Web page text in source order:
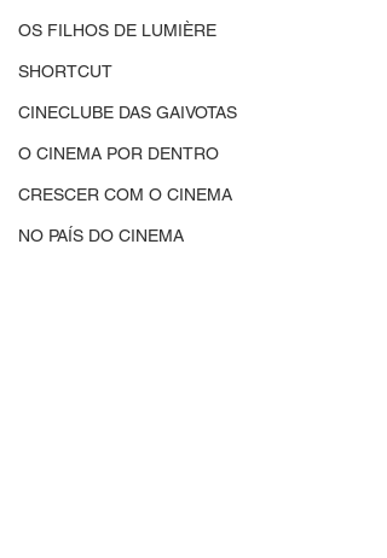
OS FILHOS DE LUMIÈRE
SHORTCUT
CINECLUBE DAS GAIVOTAS
O CINEMA POR DENTRO
CRESCER COM O CINEMA
NO PAÍS DO CINEMA